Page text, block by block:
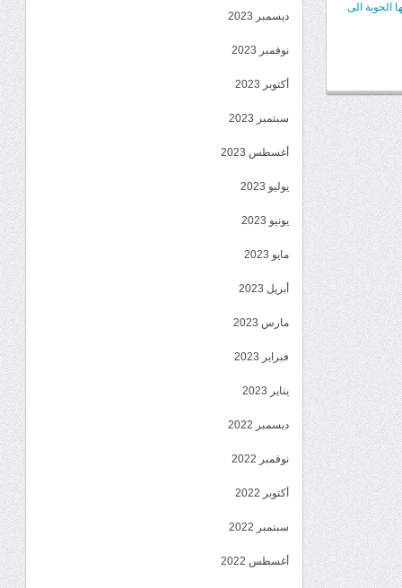
الجوية الى
ديسمبر 2023
نوفمبر 2023
أكتوبر 2023
سبتمبر 2023
أغسطس 2023
يوليو 2023
يونيو 2023
مايو 2023
أبريل 2023
مارس 2023
فبراير 2023
يناير 2023
ديسمبر 2022
نوفمبر 2022
أكتوبر 2022
سبتمبر 2022
أغسطس 2022